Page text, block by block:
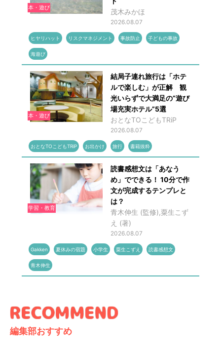
本・遊び
茂木みかほ
2026.08.07
ヒヤリハット リスクマネジメント 事故防止 子どもの事故
海遊び
本・遊び
結局子連れ旅行は「ホテ
ルで楽しむ」が正解 観
光いらずで大満足の“遊び
場充実ホテル”5選
おとなTOこどもTRiP
2026.08.07
おとなTOこどもTRiP お出かけ 旅行 書籍抜粋
学習・教育
読書感想文は「あなう
め」でできる！ 10分で作
文が完成するテンプレと
は？
青木伸生 (監修),粟生こず
え (著)
2026.08.07
Gakken 夏休みの宿題 小学生 粟生こずえ 読書感想文
青木伸生
編集部おすすめ